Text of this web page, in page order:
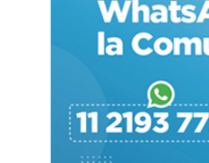
semanas se registraron
comerciales y
Para leer el TEXTO
de entendimiento entre